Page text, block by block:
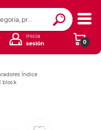
0
Inicia
sesión
Índice
block
Ingresar Codigo